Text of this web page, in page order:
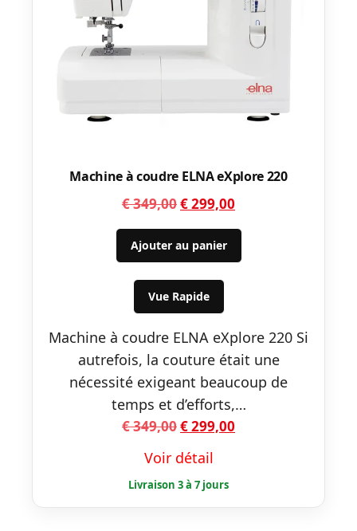
Machine à coudre ELNA eXplore 220
€349,00Le
prix
initial
était :
€ 349,00.
€299,00
prix
est :
Ajouter au panier
Vue Rapide
Machine à coudre ELNA eXplore 220 Si
autrefois, la couture était une
nécessité exigeant beaucoup de
temps et d’efforts,…
€349,00Le
initial
était :
€ 349,00.
€299,00
€ 299,00.
Voir détail